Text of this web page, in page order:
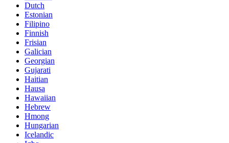
Dutch
Estonian
Filipino
Finnish
Frisian
Galician
Georgian
Gujarati
Haitian
Hausa
Hawaiian
Hebrew
Hmong
Hungarian
Icelandic